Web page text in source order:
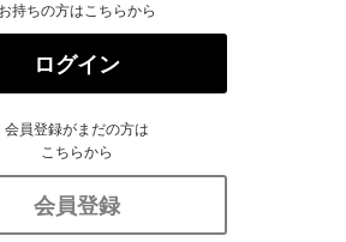
お持ちの方はこちらから
ログイン
会員登録がまだの方は
こちらから
会員登録